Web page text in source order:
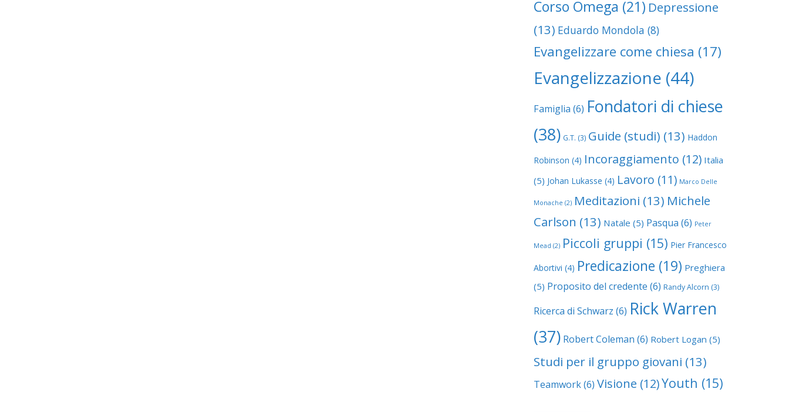
Corso Omega (21) Depressione
(13) Eduardo Mondola (8)
Evangelizzare come chiesa (17)
Evangelizzazione (44)
Famiglia (6) Fondatori di chiese
(38) G.T. (3) Guide (studi) (13) Haddon
Robinson (4) Incoraggiamento (12) Italia
(5) Johan Lukasse (4) Lavoro (11) Marco Delle
Monache (2) Meditazioni (13) Michele
Carlson (13) Natale (5) Pasqua (6) Peter
Mead (2) Piccoli gruppi (15) Pier Francesco
Abortivi (4) Predicazione (19) Preghiera
(5) Proposito del credente (6) Randy Alcorn (3)
Ricerca di Schwarz (6) Rick Warren
(37) Robert Coleman (6) Robert Logan (5)
Studi per il gruppo giovani (13)
Teamwork(6) Visione (12)Youth (15)